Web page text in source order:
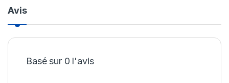
Avis
Basé sur 0 l'avis